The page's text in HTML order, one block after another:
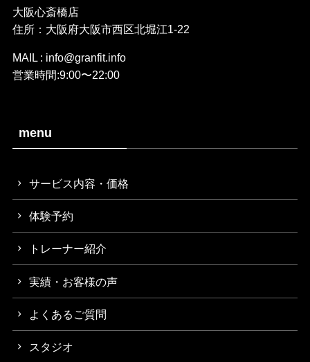
大阪心斎橋店
住所：大阪府大阪市西区北堀江1-22
MAIL : info@granfit.info
営業時間:9:00〜22:00
menu
サービス内容・価格
体験予約
トレーナー紹介
実績・お客様の声
よくあるご質問
スタジオ